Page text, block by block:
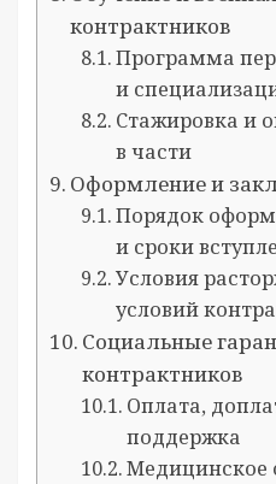
контрактников
Программа
и
Стажировка и
в части
Оформление и
Порядок
и сроки
Условия
условий
Социальные
контрактников
Оплата,
поддержка
Медицинское